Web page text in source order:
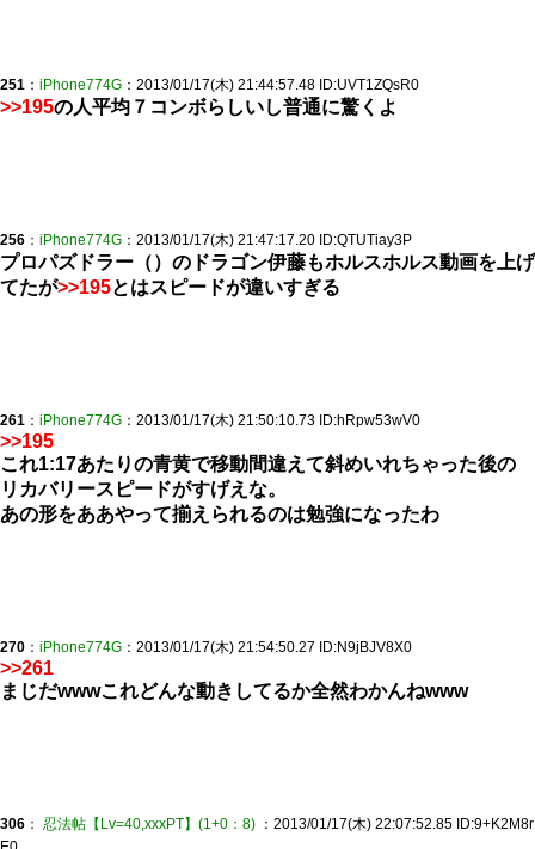
251 ： iPhone774G ：2013/01/17(木) 21:44:57.48 ID:UVT1ZQsR0
>>195の人平均７コンボらしいし普通に驚くよ
256 ： iPhone774G ：2013/01/17(木) 21:47:17.20 ID:QTUTiay3P
プロパズドラー（）のドラゴン伊藤もホルスホルス動画を上げ
てたが>>195とはスピードが違いすぎる
261 ： iPhone774G ：2013/01/17(木) 21:50:10.73 ID:hRpw53wV0
>>195
これ1:17あたりの青黄で移動間違えて斜めいれちゃった後の
リカバリースピードがすげえな。
あの形をああやって揃えられるのは勉強になったわ
270 ： iPhone774G ：2013/01/17(木) 21:54:50.27 ID:N9jBJV8X0
>>261
まじだwwwこれどんな動きしてるか全然わかんねwww
306 ： 忍法帖【Lv=40,xxxPT】(1+0：8) ：2013/01/17(木) 22:07:52.85 ID:9+K2M8r